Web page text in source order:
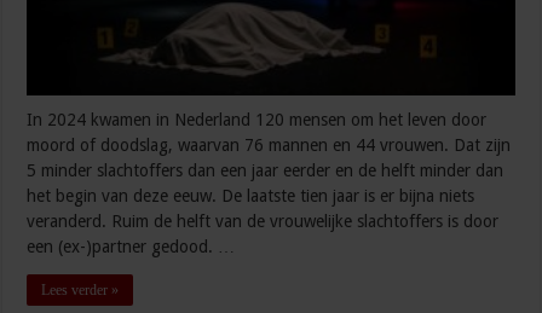
In 2024 kwamen in Nederland 120 mensen om het leven door
moord of doodslag, waarvan 76 mannen en 44 vrouwen. Dat zijn
5 minder slachtoffers dan een jaar eerder en de helft minder dan
het begin van deze eeuw. De laatste tien jaar is er bijna niets
veranderd. Ruim de helft van de vrouwelijke slachtoffers is door
een (ex-)partner gedood. …
Lees verder »